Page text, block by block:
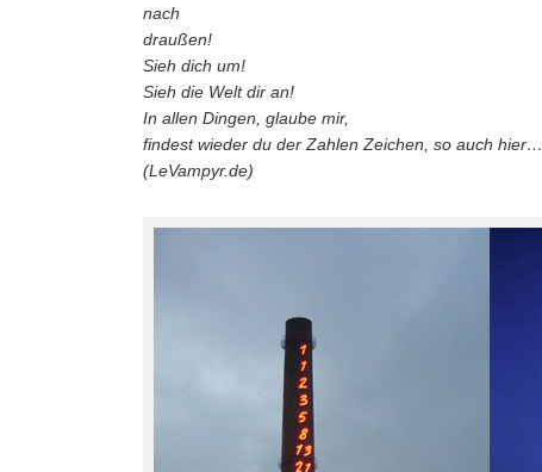
nach
draußen!
Sieh dich um!
Sieh die Welt dir an!
In allen Dingen, glaube mir,
findest wieder du der Zahlen Zeichen, so auch hier…
(LeVampyr.de)